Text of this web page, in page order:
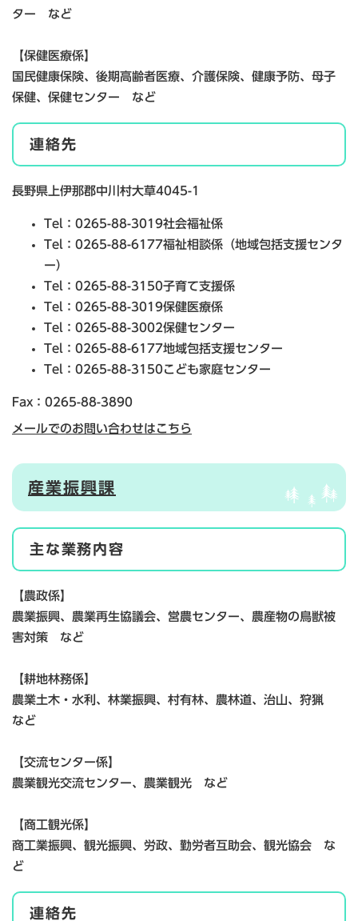
ター など
【保健医療係】
国民健康保険、後期高齢者医療、介護保険、健康予防、母子
保健、保健センター など
連絡先
長野県上伊那郡中川村大草4045-1
Tel：0265-88-3019社会福祉係
Tel：0265-88-6177福祉相談係（地域包括支援センタ
ー）
Tel：0265-88-3150子育て支援係
Tel：0265-88-3019保健医療係
Tel：0265-88-3002保健センター
Tel：0265-88-6177地域包括支援センター
Tel：0265-88-3150こども家庭センター
Fax：0265-88-3890
メールでのお問い合わせはこちら
産業振興課
主な業務内容
【農政係】
農業振興、農業再生協議会、営農センター、農産物の鳥獣被
害対策 など
【耕地林務係】
農業土木・水利、林業振興、村有林、農林道、治山、狩猟
など
【交流センター係】
農業観光交流センター、農業観光 など
【商工観光係】
商工業振興、観光振興、労政、勤労者互助会、観光協会 な
ど
連絡先